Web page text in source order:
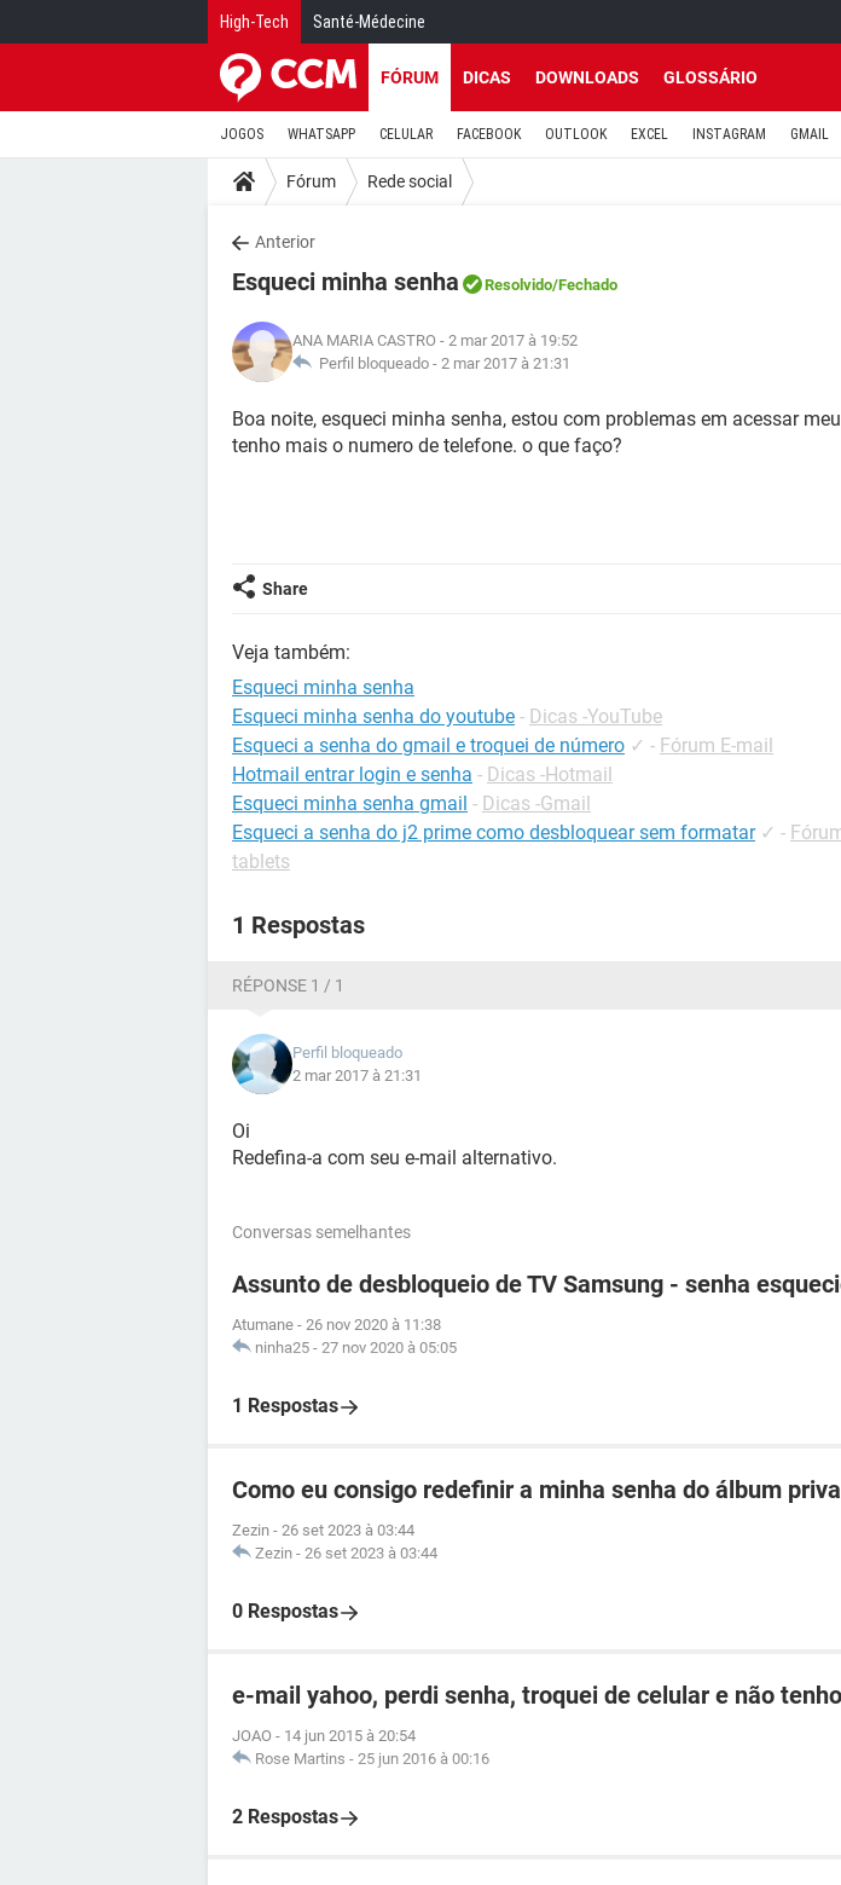
High-Tech Santé-Médecine
FÓRUM DICAS DOWNLOADS GLOSSÁRIO
JOGOS WHATSAPP CELULAR FACEBOOK OUTLOOK EXCEL INSTAGRAM GMAIL
Fórum Rede social
Anterior
Esqueci minha senha Resolvido/Fechado
ANA MARIA CASTRO - 2 mar 2017 à 19:52
Perfil bloqueado - 2 mar 2017 à 21:31
Boa noite, esqueci minha senha, estou com problemas em acessar
tenho mais o numero de telefone. o que faço?
Share
Veja também:
Esqueci minha senha
Esqueci minha senha do youtube - Dicas -YouTube
Esqueci a senha do gmail e troquei de número ✓ - Fórum E-mail
Hotmail entrar login e senha - Dicas -Hotmail
Esqueci minha senha gmail - Dicas -Gmail
Esqueci a senha do j2 prime como desbloquear sem formatar ✓ -
tablets
1 Respostas
RÉPONSE 1 / 1
Perfil bloqueado
2 mar 2017 à 21:31
Oi
Redefina-a com seu e-mail alternativo.
Conversas semelhantes
Assunto de desbloqueio de TV Samsung - senha
Atumane - 26 nov 2020 à 11:38
ninha25 - 27 nov 2020 à 05:05
1 Respostas
Como eu consigo redefinir a minha senha do álbum
Zezin - 26 set 2023 à 03:44
Zezin - 26 set 2023 à 03:44
0 Respostas
e-mail yahoo, perdi senha, troquei de celular e não
JOAO - 14 jun 2015 à 20:54
Rose Martins - 25 jun 2016 à 00:16
2 Respostas